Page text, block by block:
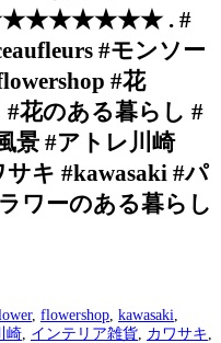
. #
#モンソー
#花
花のある暮らし #
景 #アトレ川崎
キ #kawasaki #パ
ワーのある暮らし
, flowershop kawasaki
崎 インテリア雑貨 カワサキ